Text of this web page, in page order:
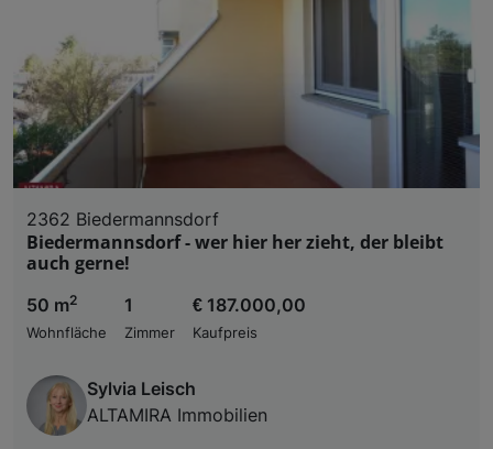
2362 Biedermannsdorf
Biedermannsdorf - wer hier her zieht, der bleibt
auch gerne!
50 m2
Wohnfläche
1
Zimmer
€ 187.000,00
Kaufpreis
Sylvia Leisch
ALTAMIRA Immobilien